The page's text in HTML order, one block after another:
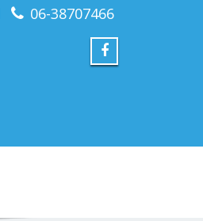
06-38707466